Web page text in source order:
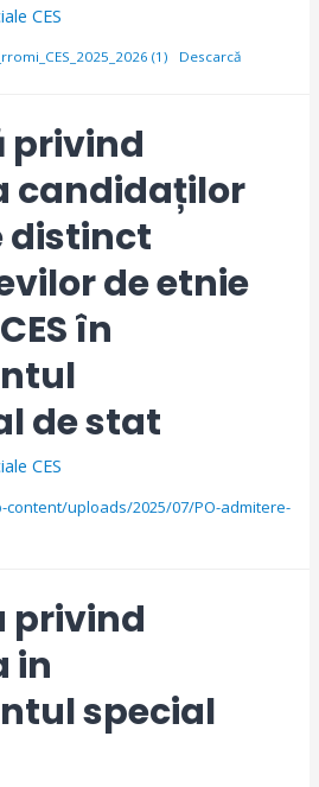
CES
(1) Descarcă
privind
candidaților
distinct
de etnie
în
de stat
CES
uploads/2025/07/PO-admitere-
privind
in
special